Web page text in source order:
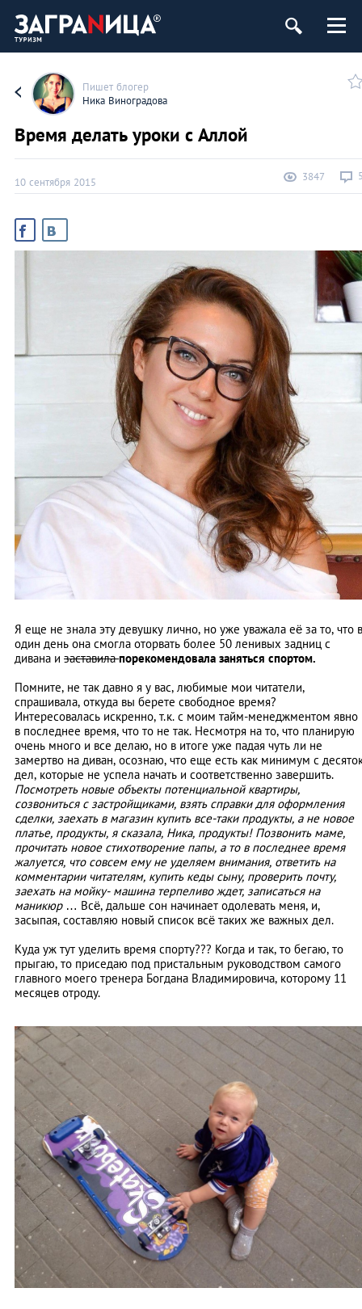
Пишет блогер
Ника Виноградова
Время делать уроки с Аллой
10 сентября 2015 3847
Я еще не знала эту девушку лично, но уже уважала её за то, что в
один день она смогла оторвать более 50 ленивых задниц с
дивана и заставилапорекомендовала заняться спортом.
Помните, не так давно я у вас, любимые мои читатели,
спрашивала, откуда вы берете свободное время?
Интересовалась искренно, т.к. с моим тайм-менеджментом явно
в последнее время, что то не так. Несмотря на то, что планирую
очень много и все делаю, но в итоге уже падая чуть ли не
замертво на диван, осознаю, что еще есть как минимум с
дел, которые не успела начать и соответственно завершить.
Посмотреть новые объекты потенциальной квартиры,
созвониться с застройщиками, взять справки для оформления
сделки, заехать в магазин купить все-таки продукты, а не новое
платье, продукты, я сказала, Ника, продукты! Позвонить маме,
прочитать новое стихотворение папы, а то в последнее время
жалуется, что совсем ему не уделяем внимания, ответить на
комментарии читателям, купить кеды сыну, проверить почту,
заехать на мойку- машина терпеливо ждет, записаться на
маникюр … Всё, дальше сон начинает одолевать меня, и,
засыпая, составляю новый список всё таких же важных дел.
Куда уж тут уделить время спорту??? Когда и так, то бегаю, то
прыгаю, то приседаю под пристальным руководством самого
главного моего тренера Богдана Владимировича, которому 11
месяцев отроду.